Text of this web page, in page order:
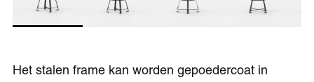
Het stalen frame kan worden gepoedercoat in